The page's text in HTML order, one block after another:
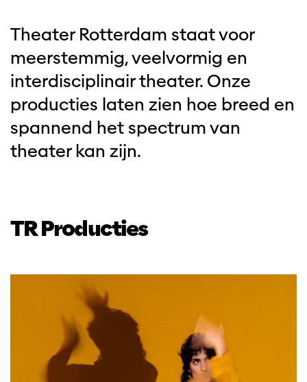
Theater Rotterdam staat voor
meerstemmig, veelvormig en
interdisciplinair theater. Onze
producties laten zien hoe breed en
spannend het spectrum van
theater kan zijn.
TR Producties